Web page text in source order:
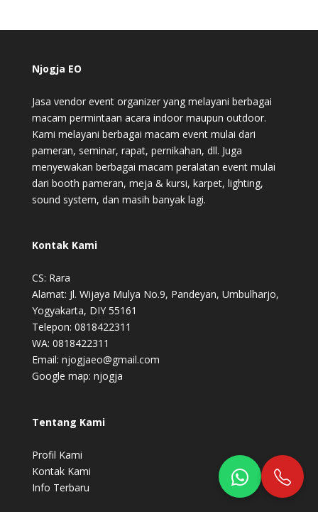
Njogja EO
Jasa vendor event organizer yang melayani berbagai
macam permintaan acara indoor maupun outdoor.
Kami melayani berbagai macam event mulai dari
pameran, seminar, rapat, pernikahan, dll. Juga
menyewakan berbagai macam peralatan event mulai
dari booth pameran, meja & kursi, karpet, lighting,
sound system, dan masih banyak lagi.
Kontak Kami
CS: Rara
Alamat: Jl. Wijaya Mulya No.9, Pandeyan, Umbulharjo,
Yogyakarta, DIY 55161
Telepon: 0818422311
WA: 0818422311
Email: njogjaeo@gmail.com
Google map: njogja
Tentang Kami
Profil Kami
Kontak Kami
Info Terbaru